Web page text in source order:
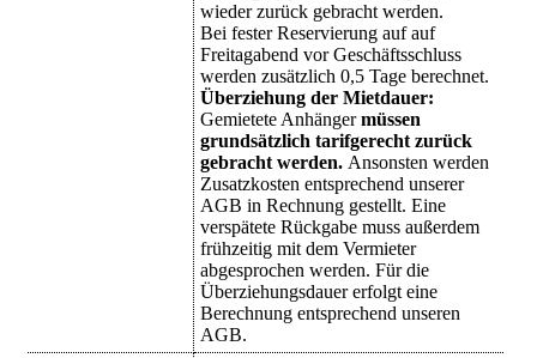
wieder zurück gebracht werden.
Bei fester Reservierung auf auf
Freitagabend vor Geschäftsschluss
werden zusätzlich 0,5 Tage berechnet.
Überziehung der Mietdauer:
Gemietete Anhängermüssen
grundsätzlich tarifgerecht zurück
gebracht werden. Ansonsten werden
Zusatzkosten entsprechend unserer
AGB in Rechnung gestellt. Eine
verspätete Rückgabe muss außerdem
frühzeitig mit dem Vermieter
abgesprochen werden. Für die
Überziehungsdauer erfolgt eine
Berechnung entsprechend unseren
AGB.